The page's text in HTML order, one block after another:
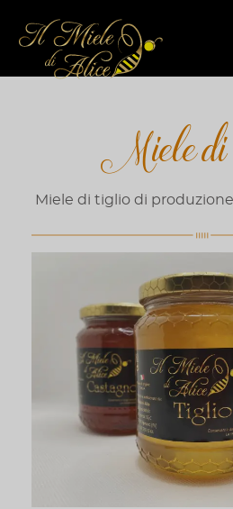
Miele
Miele di tiglio di